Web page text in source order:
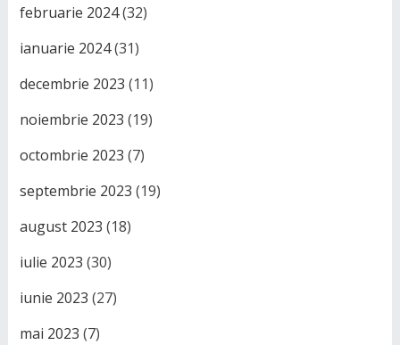
februarie 2024(32)
ianuarie 2024(31)
decembrie 2023 (11)
noiembrie 2023 (19)
octombrie 2023 (7)
septembrie 2023 (19)
august 2023 (18)
iulie 2023 (30)
iunie 2023 (27)
mai 2023 (7)